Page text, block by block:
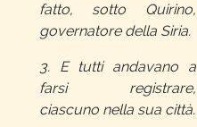
fatto, sotto Quirino,
governatore della Siria.
3. E tutti andavano a
farsi registrare,
ciascuno nella sua città.